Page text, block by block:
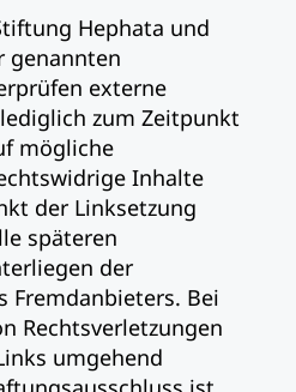
Hephata und
genannten
externe
zum Zeitpunkt
mögliche
Inhalte
der Linksetzung
späteren
der
Fremdanbieters. Bei
Rechtsverletzungen
umgehend